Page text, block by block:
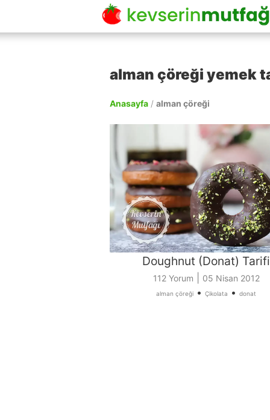
alman çöreği yemek
Anasayfa / alman çöreği
Doughnut (Donat) Tarifi
112 Yorum 05 Nisan 2012
alman çöreği • Çikolata • donat